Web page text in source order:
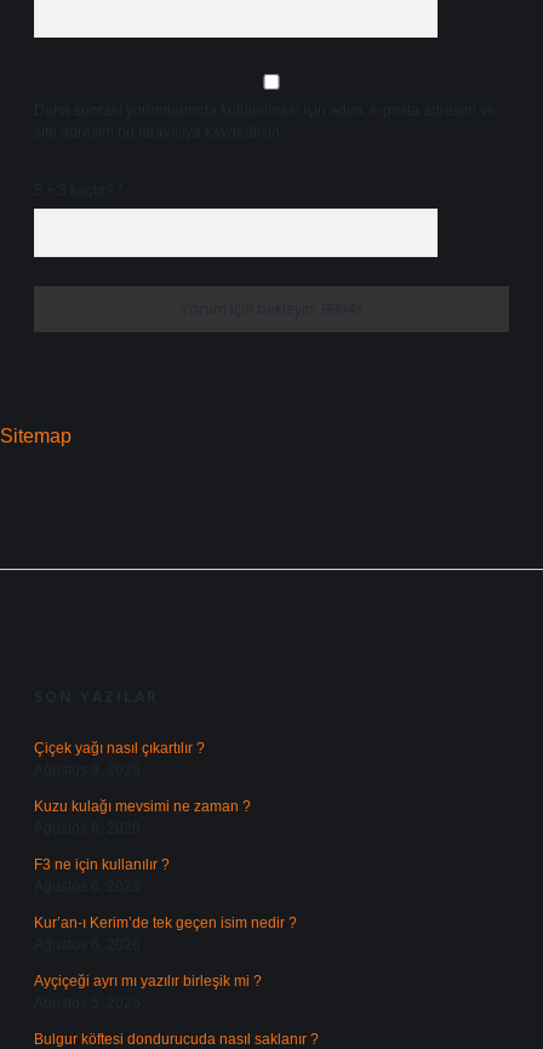
Daha sonraki yorumlarımda kullanılması için adım, e-posta adresim ve
site adresim bu tarayıcıya kaydedilsin.
5 + 3 kaçtır?
Sitemap
SON YAZILAR
Çiçek yağı nasıl çıkartılır ?
Ağustos 9, 2026
Kuzu kulağı mevsimi ne zaman ?
Ağustos 8, 2026
F3 ne için kullanılır ?
Ağustos 6, 2026
Kur’an-ı Kerim’de tek geçen isim nedir ?
Ağustos 6, 2026
Ayçiçeği ayrı mı yazılır birleşik mi ?
Ağustos 5, 2026
Bulgur köftesi dondurucuda nasıl saklanır ?